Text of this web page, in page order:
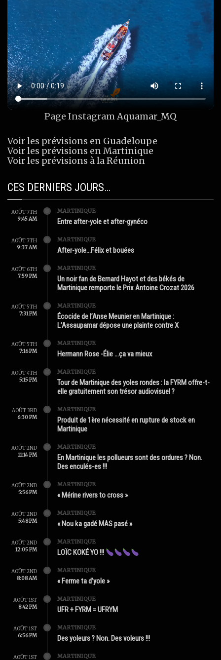
Page InstagramAquamar_MQ
Voir les prévisions en Guadeloupe
Voir les prévisions en Martinique
Voir les prévisions à la Réunion
CES DERNIERS JOURS…
AOÛT 7TH
9:45 AM
MARTINIQUE
Entre after-yole et after-gynéco
AOÛT 7TH
9:37 AM
MARTINIQUE
After-yole…Félix et bouées
AOÛT 6TH
7:59 PM
MARTINIQUE
Un noir fan de Bernard Hayot et des békés de
Martinique remporte le Prix Antoine Crozat 2026
AOÛT 5TH
7:31 PM
MARTINIQUE
Écocide de l’Anse Meunier en Martinique :
L’Assaupamar dépose une plainte contre X
AOÛT 5TH
7:16 PM
MARTINIQUE
Hermann Rose -Élie …ça va mieux
AOÛT 4TH
5:15 PM
MARTINIQUE
Tour de Martinique des yoles rondes : la FYRM offre-t-
elle gratuitement son trésor audiovisuel ?
AOÛT 3RD
6:30 PM
MARTINIQUE
Produit de 1ère nécessité en rupture de stock en
Martinique
AOÛT 2ND
11:14 PM
MARTINIQUE
En Martinique les pollueurs sont des ordures ? Non.
Des enculés-es !!!
AOÛT 2ND
5:56 PM
MARTINIQUE
« Mérine rivers to cross »
AOÛT 2ND
5:48 PM
MARTINIQUE
« Nou ka gadé MAS pasé »
AOÛT 2ND
12:05 PM
MARTINIQUE
LOÏC KOKÉ YO !!!
AOÛT 2ND
8:08 AM
MARTINIQUE
« Ferme ta d’yole »
AOÛT 1ST
8:42 PM
MARTINIQUE
UFR + FYRM = UFRYM
AOÛT 1ST
6:56 PM
MARTINIQUE
Des yoleurs ? Non. Des voleurs !!!
AOÛT 1ST MARTINIQUE